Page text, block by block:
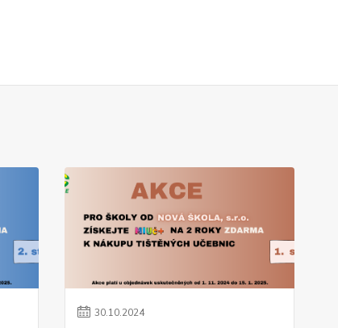
30.10.2024